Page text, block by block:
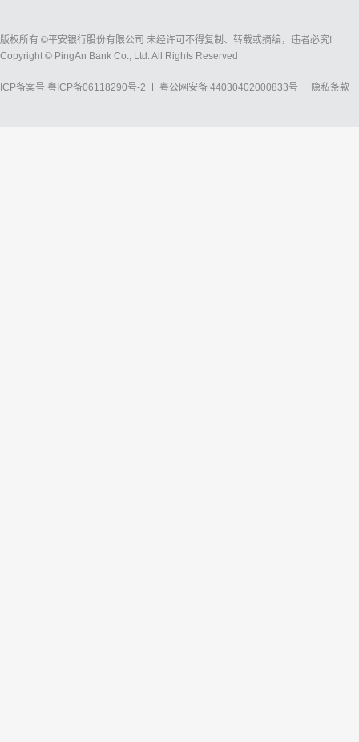
版权所有 ©平安银行股份有限公司 未经许可不得复制、转载或摘编，违者必究!
Copyright © PingAn Bank Co., Ltd. All Rights Reserved
ICP备案号 粤ICP备06118290号-2 粤公网安备 44030402000833号 隐私条款